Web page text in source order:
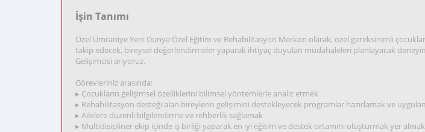
İşin Tanımı
Özel Ümraniye Yeni Dünya Özel Eğitim ve Rehabilitasyon Merkezi olarak, özel gereksinimli
takip edecek, bireysel değerlendirmeler yaparak ihtiyaç duyulan müdahaleleri planlayacak
Gelişimcisi arıyoruz.
Görevleriniz arasında:
▸ Çocukların gelişimsel özelliklerini bilimsel yöntemlerle analiz etmek
▸ Rehabilitasyon desteği alan bireylerin gelişimini destekleyecek programlar hazırlamak ve
▸ Ailelere düzenli bilgilendirme ve rehberlik sağlamak
▸ Multidisipliner ekip içinde iş birliği yaparak en iyi eğitim ve destek ortamını oluşturmak yer